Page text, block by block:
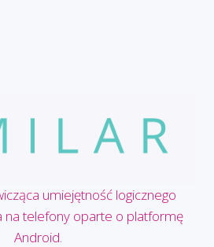
umiejętność logicznego
na telefony oparte o platformę
Android.